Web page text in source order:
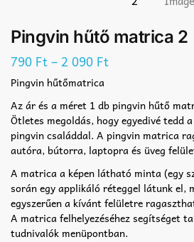
Pingvin hűtő matrica 2
790 Ft– 2 090 Ft
Pingvin hűtőmatrica
Az ár és a méret 1 db pingvin hűtő
Ötletes megoldás, hogy egyedivé tedd
pingvin családdal. A pingvin matrica
autóra, bútorra, laptopra és üveg
A matrica a képen látható minta (egy
során egy applikáló réteggel látunk el,
egyszerűen a kívánt felületre
A matrica felhelyezéséhez segítséget
tudnivalók menüpontban.